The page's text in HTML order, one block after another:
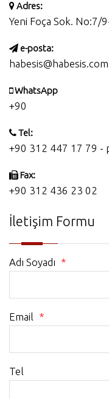
Adres:
Yeni Foça Sok. No:7/
e-posta:
WhatsApp
+90
Tel:
+90 312 447 17 79 -
Fax:
+90 312 436 23 02
İletişim Formu
Adı Soyadı *
Email *
Tel